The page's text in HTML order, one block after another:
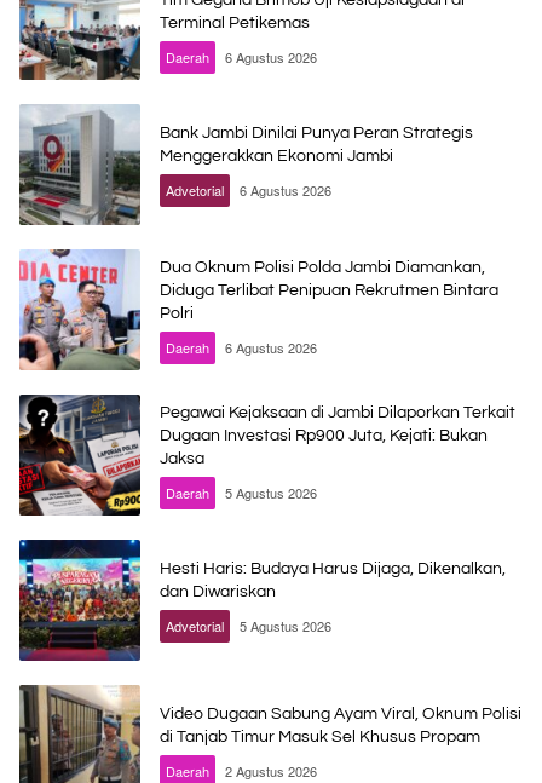
Terminal Petikemas
Daerah 6 Agustus 2026
Bank Jambi Dinilai Punya Peran Strategis
Menggerakkan Ekonomi Jambi
Advetorial 6 Agustus 2026
Dua Oknum Polisi Polda Jambi Diamankan,
Diduga Terlibat Penipuan Rekrutmen Bintara
Polri
Daerah 6 Agustus 2026
Pegawai Kejaksaan di Jambi Dilaporkan Terkait
Dugaan Investasi Rp900 Juta, Kejati: Bukan
Jaksa
Daerah 5 Agustus 2026
Hesti Haris: Budaya Harus Dijaga, Dikenalkan,
dan Diwariskan
Advetorial 5 Agustus 2026
Video Dugaan Sabung Ayam Viral, Oknum Polisi
di Tanjab Timur Masuk Sel Khusus Propam
Daerah 2 Agustus 2026